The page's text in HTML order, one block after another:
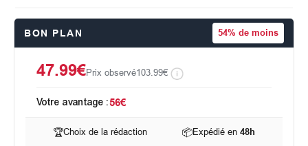
BON PLAN 54% de moins
47.99€Prix observé103.99€
Votre avantage :56€
🏆Choix de la rédaction 📦Expédié en48h